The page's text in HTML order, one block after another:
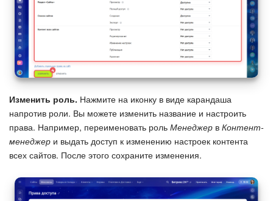
Изменить роль. Нажмите на иконку в виде карандаша
напротив роли. Вы можете изменить название и настроить
права. Например, переименовать роль Менеджер в Контент-
менеджер и выдать доступ к изменению настроек контента
всех сайтов. После этого сохраните изменения.